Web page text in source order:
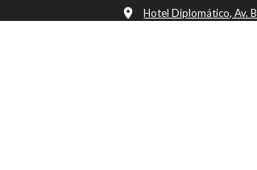
Hotel Diplomático, Av.